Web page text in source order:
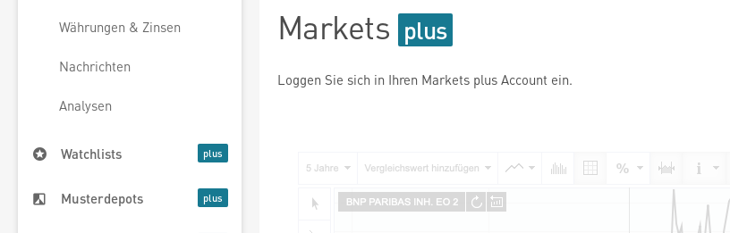
Währungen & Zinsen
Nachrichten
Analysen
Watchlists
Musterdepots
Markets
Loggen Sie sich in Ihren Markets plus Account ein.